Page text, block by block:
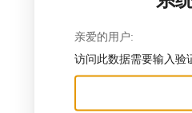
亲爱的用户:
访问此数据需要输入验